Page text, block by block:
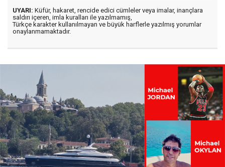
UYARI: Küfür, hakaret, rencide edici cümleler veya imalar, inançlara
saldırı içeren, imla kuralları ile yazılmamış,
Türkçe karakter kullanılmayan ve büyük harflerle yazılmış yorumlar
onaylanmamaktadır.